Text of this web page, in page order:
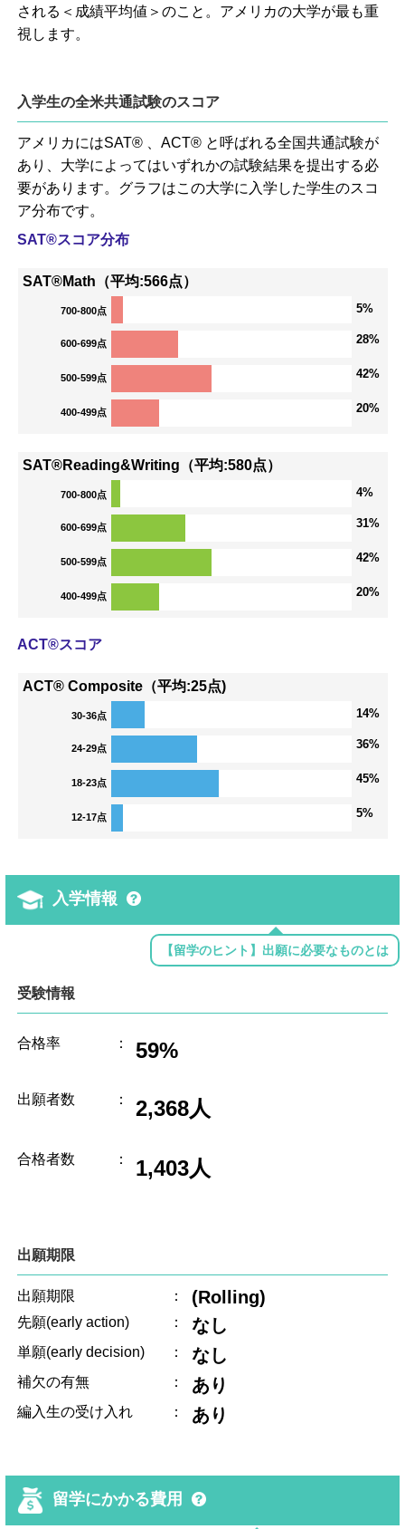
される＜成績平均値＞のこと。アメリカの大学が最も重
視します。
入学生の全米共通試験のスコア
アメリカにはSAT® 、ACT® と呼ばれる全国共通試験が
あり、大学によってはいずれかの試験結果を提出する必
要があります。グラフはこの大学に入学した学生のスコ
ア分布です。
SAT®スコア分布
SAT®Math（平均:566点）
700-800点 5%
600-699点 28%
500-599点 42%
400-499点 20%
SAT®Reading&Writing（平均:580点）
700-800点 4%
600-699点 31%
500-599点 42%
400-499点 20%
ACT®スコア
ACT® Composite（平均:25点)
30-36点 14%
24-29点 36%
18-23点 45%
12-17点 5%
入学情報
【留学のヒント】出願に必要なものとは
受験情報
合格率 ： 59%
出願者数 ： 2,368人
合格者数 ： 1,403人
出願期限
出願期限 ： (Rolling)
先願(early action) ： なし
単願(early decision) ： なし
補欠の有無 ： あり
編入生の受け入れ ： あり
留学にかかる費用